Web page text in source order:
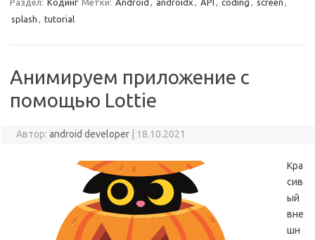
Раздел: Кодинг Метки: Android , androidx , API , coding , screen ,
splash , tutorial
Анимируем приложение с
помощью Lottie
Автор: android developer 18.10.2021
Кра
сив
ый
вне
шн